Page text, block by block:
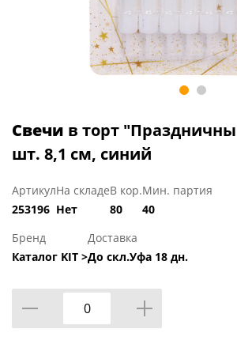
Свечи в торт
шт. 8,1 см, синий
Артикул
253196
На складе
Нет
В кор.
80
Мин. партия
40
Бренд
Каталог KIT >
Доставка
До скл.Уфа 18 дн.